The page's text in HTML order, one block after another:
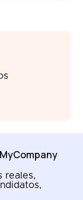
reales,